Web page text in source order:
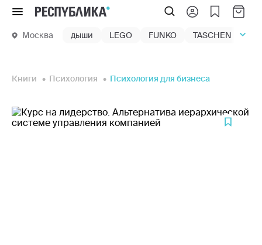
Меню
Москва дыши LEGO FUNKO TASCHEN
Книги Психология Психология для бизнеса